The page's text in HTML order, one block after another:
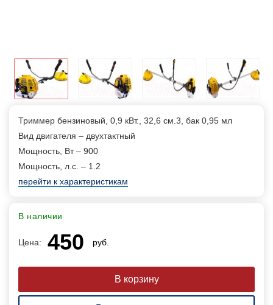
Триммер бензиновый, 0,9 кВт., 32,6 см.3, бак 0,95 мл
Вид двигателя – двухтактный
Мощность, Вт – 900
Мощность, л.с. – 1.2
перейти к характеристикам
В наличии
Цена: 450 руб.